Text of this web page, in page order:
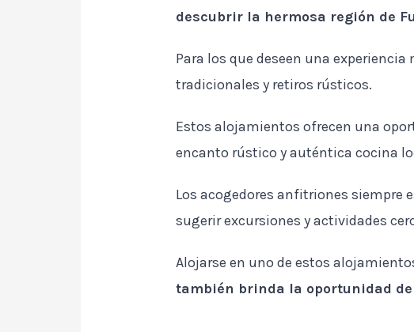
descubrir la hermosa región de
Para los que deseen una
tradicionales y retiros rústicos.
Estos alojamientos ofrecen una
encanto rústico y auténtica cocina
Los acogedores anfitriones siempre
sugerir excursiones y actividades
Alojarse en uno de estos
también brinda la oportunidad